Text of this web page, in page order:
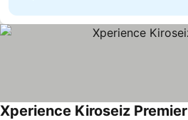
Xperience Kiroseiz Premier